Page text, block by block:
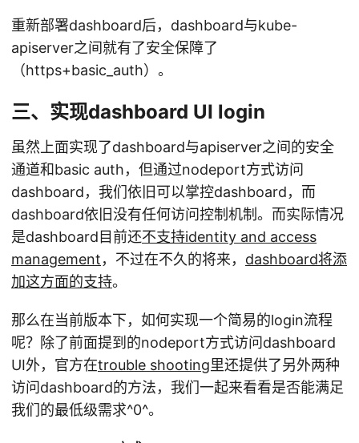
重新部署dashboard后，dashboard与kube-
apiserver之间就有了安全保障了
（https+basic_auth）。
三、实现dashboard UI login
虽然上面实现了dashboard与apiserver之间的安全
通道和basic auth，但通过nodeport方式访问
dashboard，我们依旧可以掌控dashboard，而
dashboard依旧没有任何访问控制机制。而实际情况
是dashboard目前还不支持identity and access
management，不过在不久的将来， dashboard将添
加这方面的支持。
那么在当前版本下，如何实现一个简易的login流程
呢？除了前面提到的nodeport方式访问dashboard
UI外，官方在trouble shooting里还提供了另外两种
访问dashboard的方法，我们一起来看看是否能满足
我们的最低级需求^0^。